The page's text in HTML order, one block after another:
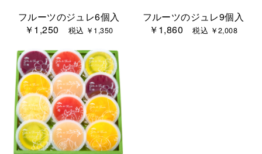
フルーツのジュレ6個入
￥1,250
税込 ￥1,350
フルーツのジュレ9個入
￥1,860税込 ￥2,008